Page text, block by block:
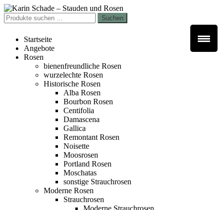
Zur
Navigation
springen
Zum
Inhalt
springen
Suchen
nach:
Suchen
Startseite
Angebote
Rosen
bienenfreundliche Rosen
wurzelechte Rosen
Historische Rosen
Alba Rosen
Bourbon Rosen
Centifolia
Damascena
Gallica
Remontant Rosen
Noisette
Moosrosen
Portland Rosen
Moschatas
sonstige Strauchrosen
Moderne Rosen
Strauchrosen
Moderne Strauchrosen